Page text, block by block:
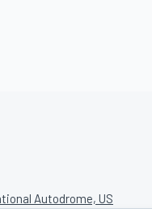
Autodrome, US